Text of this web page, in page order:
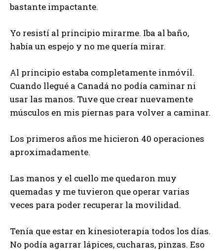
bastante impactante.
Yo resistí al principio mirarme. Iba al baño,
había un espejo y no me quería mirar.
Al principio estaba completamente inmóvil.
Cuando llegué a Canadá no podía caminar ni
usar las manos. Tuve que crear nuevamente
músculos en mis piernas para volver a caminar.
Los primeros años me hicieron 40 operaciones
aproximadamente.
Las manos y el cuello me quedaron muy
quemadas y me tuvieron que operar varias
veces para poder recuperar la movilidad.
Tenía que estar en kinesioterapia todos los días.
No podía agarrar lápices, cucharas, pinzas. Eso